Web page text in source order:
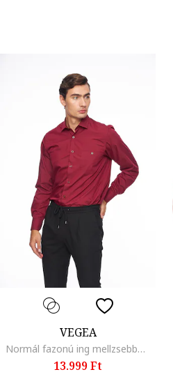
VEGEA
Normál fazonú ing mellzsebbel, Sötétpiros
13.999 Ft